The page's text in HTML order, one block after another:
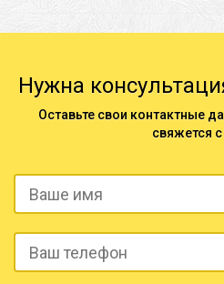
Нужна
Оставьте свои контактные
свяжется